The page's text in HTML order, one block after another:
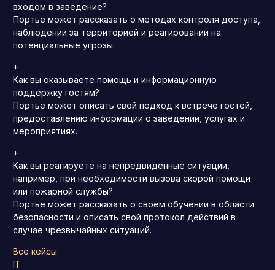
входом в заведение?
Портье может рассказать о методах контроля доступа,
наблюдении за территорией и реагировании на
потенциальные угрозы.
+
Как вы оказываете помощь и информационную
поддержку гостям?
Портье может описать свой подход к встрече гостей,
предоставлению информации о заведении, услугах и
мероприятиях.
+
Как вы реагируете на непредвиденные ситуации,
например, при необходимости вызова скорой помощи
или пожарной службы?
Портье может рассказать о своем обучении в области
безопасности и описать свой протокол действий в
случае чрезвычайных ситуаций.
Все кейсы
IT